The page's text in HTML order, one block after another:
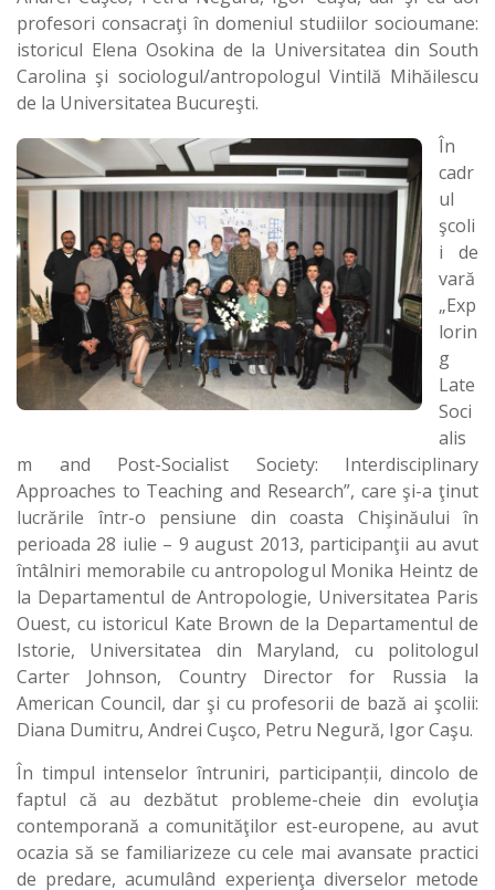
profesori consacraţi în domeniul studiilor socioumane:
istoricul Elena Osokina de la Universitatea din South
Carolina şi sociologul/antropologul Vintilă Mihăilescu
de la Universitatea Bucureşti.
În
cadr
ul
şcoli
i de
vară
„Exp
lorin
g
Late
Soci
alis
m and Post-Socialist Society: Interdisciplinary
Approaches to Teaching and Research”, care şi-a ţinut
lucrările într-o pensiune din coasta Chişinăului în
perioada 28 iulie – 9 august 2013, participanţii au avut
întâlniri memorabile cu antropologul Monika Heintz de
la Departamentul de Antropologie, Universitatea Paris
Ouest, cu istoricul Kate Brown de la Departamentul de
Istorie, Universitatea din Maryland, cu politologul
Carter Johnson, Country Director for Russia la
American Council, dar şi cu profesorii de bază ai şcolii:
Diana Dumitru, Andrei Cuşco, Petru Negură, Igor Caşu.
În timpul intenselor întruniri, participanții, dincolo de
faptul că au dezbătut probleme-cheie din evoluţia
contemporană a comunităţilor est-europene, au avut
ocazia să se familiarizeze cu cele mai avansate practici
de predare, acumulând experienţa diverselor metode